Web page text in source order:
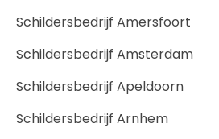
Schildersbedrijf Amersfoort
Schildersbedrijf Amsterdam
Schildersbedrijf Apeldoorn
Schildersbedrijf Arnhem